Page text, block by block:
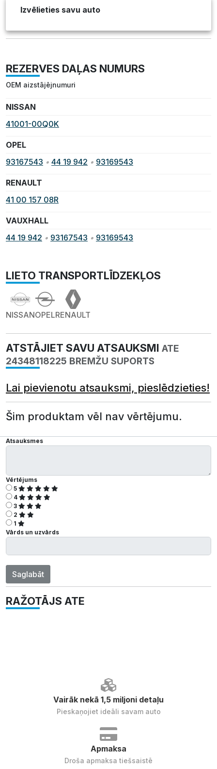
Izvēlieties savu auto
REZERVES DAĻAS NUMURS
OEM aizstājējnumuri
NISSAN
41001-00Q0K
OPEL
93167543 • 44 19 942 • 93169543
RENAULT
41 00 157 08R
VAUXHALL
44 19 942 • 93167543 • 93169543
LIETO TRANSPORTLĪDZEKĻOS
NISSANOPELRENAULT
ATSTĀJIET SAVU ATSAUKSMI ATE
24348118225 BREMŽU SUPORTS
Lai pievienotu atsauksmi, pieslēdzieties!
Šim produktam vēl nav vērtējumu.
Atsauksmes
Vērtējums
5
4
3
2
1
Vārds un uzvārds
Saglabāt
RAŽOTĀJS ATE
Vairāk nekā 1,5 miljoni detaļu
Pieskaņojiet ideāli savam auto
Apmaksa
Droša apmaksa tiešsaistē